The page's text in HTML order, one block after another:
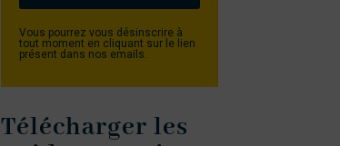
Vous pourrez vous désinscrire à
tout moment en cliquant sur le lien
présent dans nos emails.
Télécharger les